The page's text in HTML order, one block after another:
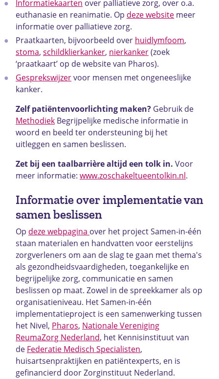
Informatiekaarten over palliatieve zorg, over o.a.
euthanasie en reanimatie. Op deze website meer
informatie over palliatieve zorg.
Praatkaarten, bijvoorbeeld over huidlymfoom,
stoma, schildklierkanker, nierkanker(zoek
‘praatkaart’ op de website van Pharos).
Gesprekswijzervoor mensen met ongeneeslijke
kanker.
Zelf patiëntenvoorlichting maken? Gebruik de
Methodiek Begrijpelijke medische informatie in
woord en beeld ter ondersteuning bij het
uitleggen en samen beslissen.
Zet bij een taalbarrière altijd een tolk in. Voor
meer informatie: www.zoschakeltueentolkin.nl.
Informatie over implementatie van
samen beslissen
Op deze webpagina over het project Samen-in-één
staan materialen en handvatten voor eerstelijns
zorgverleners om aan de slag te gaan met thema's
als gezondheidsvaardigheden, toegankelijke en
begrijpelijke zorg, communicatie en samen
beslissen op maat. Zowel in de spreekkamer als op
organisatieniveau. Het Samen-in-één
implementatieproject is een samenwerking tussen
het Nivel, Pharos, Nationale Vereniging
ReumaZorg Nederland, het Kennisinstituut van
de Federatie Medisch Specialisten,
huisartsenpraktijken en patiëntexperts, en is
gefinancierd door Zorginstituut Nederland.